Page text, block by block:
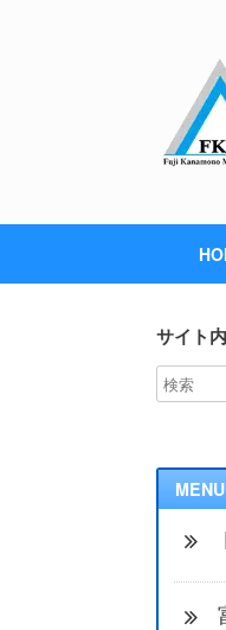
サイト
MENU